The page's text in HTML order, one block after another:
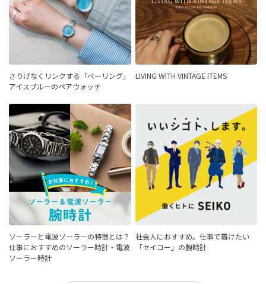
さりげなくリンクする「ベーリング」
アイスブルーのペアウォッチ
LIVING WITH VINTAGE ITEMS
ソーラーと電波ソーラーの特徴とは？
仕事におすすめのソーラー時計・電波
ソーラー時計
社会人におすすめ。仕事で着けたい
「セイコー」の腕時計